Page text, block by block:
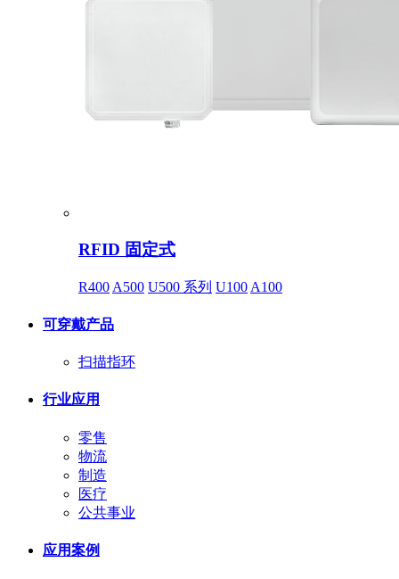
RFID 固定式
R400 A500 U500 系列 U100 A100
可穿戴产品
扫描指环
行业应用
零售
物流
制造
医疗
公共事业
应用案例